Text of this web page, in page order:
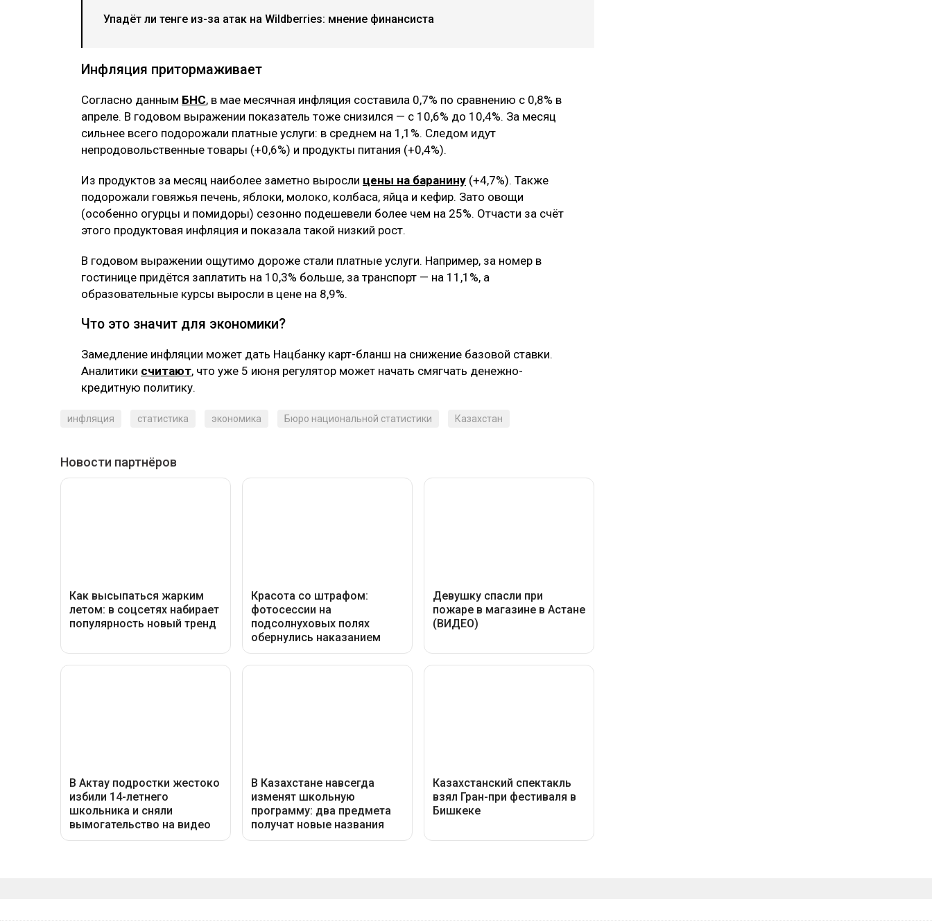
Упадёт ли тенге из-за атак на Wildberries: мнение финансиста
Инфляция притормаживает
Согласно данным БНС, в мае месячная инфляция составила 0,7% по сравнению с 0,8% в
апреле. В годовом выражении показатель тоже снизился — с 10,6% до 10,4%. За месяц
сильнее всего подорожали платные услуги: в среднем на 1,1%. Следом идут
непродовольственные товары (+0,6%) и продукты питания (+0,4%).
Из продуктов за месяц наиболее заметно выросли цены на баранину (+4,7%). Также
подорожали говяжья печень, яблоки, молоко, колбаса, яйца и кефир. Зато овощи
(особенно огурцы и помидоры) сезонно подешевели более чем на 25%. Отчасти за счёт
этого продуктовая инфляция и показала такой низкий рост.
В годовом выражении ощутимо дороже стали платные услуги. Например, за номер в
гостинице придётся заплатить на 10,3% больше, за транспорт — на 11,1%, а
образовательные курсы выросли в цене на 8,9%.
Что это значит для экономики?
Замедление инфляции может дать Нацбанку карт-бланш на снижение базовой ставки.
Аналитики считают, что уже 5 июня регулятор может начать смягчать денежно-
кредитную политику.
инфляция статистика экономика Бюро национальной статистики Казахстан